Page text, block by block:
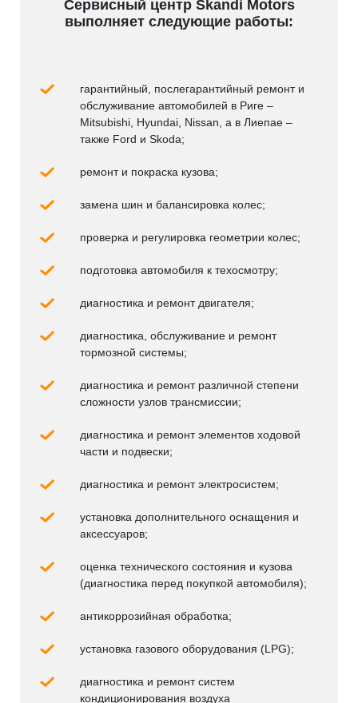
Сервисный центр Skandi Motors
выполняет следующие работы:
гарантийный, послегарантийный ремонт и
обслуживание автомобилей в Риге –
Mitsubishi, Hyundai, Nissan, а в Лиепае –
также Ford и Skoda;
ремонт и покраска кузова;
замена шин и балансировка колес;
проверка и регулировка геометрии колес;
подготовка автомобиля к техосмотру;
диагностика и ремонт двигателя;
диагностика, обслуживание и ремонт
тормозной системы;
диагностика и ремонт различной степени
сложности узлов трансмиссии;
диагностика и ремонт элементов ходовой
части и подвески;
диагностика и ремонт электросистем;
установка дополнительного оснащения и
аксессуаров;
оценка технического состояния и кузова
(диагностика перед покупкой автомобиля);
антикоррозийная обработка;
установка газового оборудования (LPG);
диагностика и ремонт систем
кондиционирования воздуха